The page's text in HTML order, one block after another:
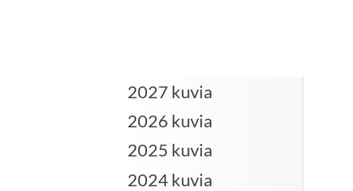
2027 kuvia
2026 kuvia
2025 kuvia
2024 kuvia